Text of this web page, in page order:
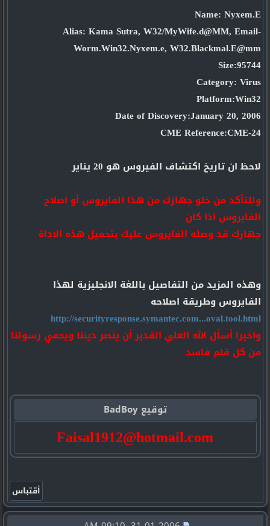
Name: Nyxem.E
Alias: Kama Sutra, W32/MyWife.d@MM, Email-
Worm.Win32.Nyxem.e, W32.Blackmal.E@mm
Size:95744
Category: Virus
Platform:Win32
Date of Discovery:January 20, 2006
CME Reference:CME-24
لاحظ ان تاريخ اكتشاف الفيروس هو 20 يناير
وللتأكد من خلو جهازك من هذا الفايروس أو اصلاح
الفايروس اذا كان
جهازك قد وصله الفايروس عليك بتحميل هذه الاداة
وهذه المزيد من التفاصيل باللغة الانجليزية لهذا
الفايروس وطريقة اصلاحه
http://securityresponse.symantec.com...oval.tool.html
واخيرا أسأل الله العلي القدير أن ينصر ديننا ويحمي رسولنا
من كل قلم فاسد
توقيع BadBoy
Faisal1912@hotmail.com